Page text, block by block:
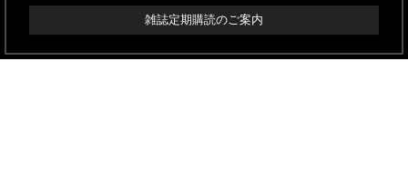
雑誌定期購読のご案内